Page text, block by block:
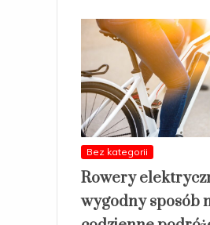
Bez kategorii
Rowery
wygodny sposób